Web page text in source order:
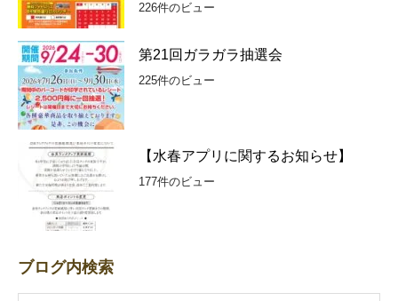
226件のビュー
第21回ガラガラ抽選会
225件のビュー
【水春アプリに関するお知らせ】
177件のビュー
ブログ内検索